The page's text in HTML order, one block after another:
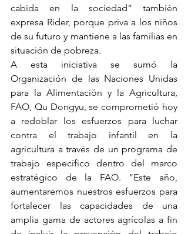
cabida en la sociedad” también
expresa Rider, porque priva a los niños
de su futuro y mantiene a las familias en
situación de pobreza.
A esta iniciativa se sumó la
Organización de las Naciones Unidas
para la Alimentación y la Agricultura,
FAO, Qu Dongyu, se comprometió hoy
a redoblar los esfuerzos para luchar
contra el trabajo infantil en la
agricultura a través de un programa de
trabajo específico dentro del marco
estratégico de la FAO. “Este año,
aumentaremos nuestros esfuerzos para
fortalecer las capacidades de una
amplia gama de actores agrícolas a fin